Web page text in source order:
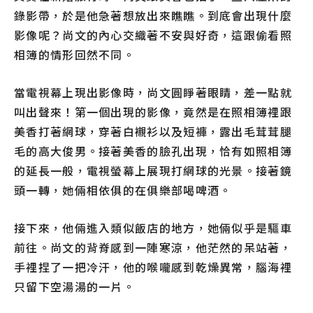
錄影帶，於是他急著想放出來瞧瞧。到底會出現什麼
影像呢？尚文的內心交織著不安與好奇，這跟偷看照
相簿的情形回然不同。
當電視幕上現出影像時，尚文圓睜著眼睛，差一點就
叫出聲來！第一個出現的影像，竟然是在照相簿裡跟
美香打著網球，穿著白襯衫以及短褲，露出毛茸茸腿
毛的高大俊男。接著美香的臉孔出現，恰有如照相簿
的延長一般，電視螢幕上展現打網球的光景。接著鏡
頭一轉，她倆相依俱的在俱樂部喝啤酒。
接下來，他倆進入類似飯店的地方，她倆似乎是驅車
前往。尚文的背脊感到一陣寒涼，他茫然的呆站著，
手裡捏了一把冷汗，他的喉嚨感到乾燥異常，腦海裡
只留下空湯湯的一片。